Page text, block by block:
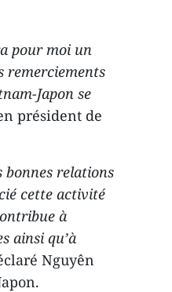
pour moi un
remerciements
Japon se
président de
bonnes relations
cette activité
à
ainsi qu’à
Nguyên